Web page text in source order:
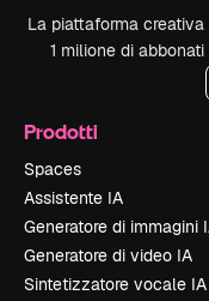
La piattaforma
1 milione di
Prodotti
Spaces
Assistente IA
Generatore di immagini
Generatore di video IA
Sintetizzatore vocale IA